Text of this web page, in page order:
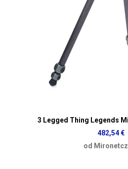
3 Legged Thing Legends
482,54 €
od